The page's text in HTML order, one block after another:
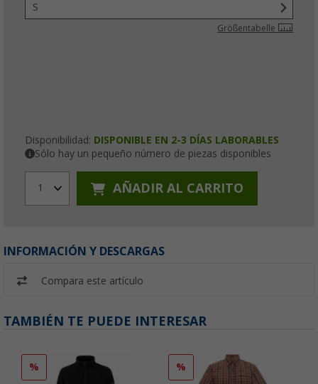
S
Größentabelle
Disponibilidad: DISPONIBLE EN 2-3 DÍAS LABORABLES
Sólo hay un pequeño número de piezas disponibles
1 AÑADIR AL CARRITO
INFORMACIÓN Y DESCARGAS
Compara este artículo
TAMBIÉN TE PUEDE INTERESAR
% %